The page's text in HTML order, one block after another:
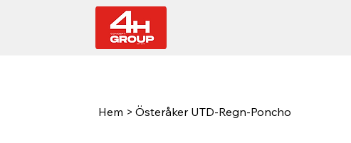
Hem > Österåker UTD-Regn-Poncho